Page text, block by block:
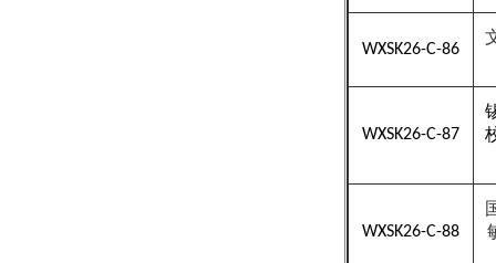
WXSK26-C-86
WXSK26-C-87
WXSK26-C-88